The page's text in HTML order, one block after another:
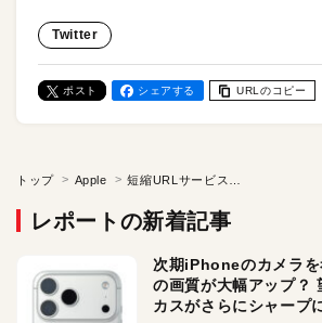
Twitter
ポスト シェアする URLのコピー
トップ Apple
レポートの新着記事
次期iPhoneのカメラを
の画質が大幅アップ？
カスがさらにシャープ